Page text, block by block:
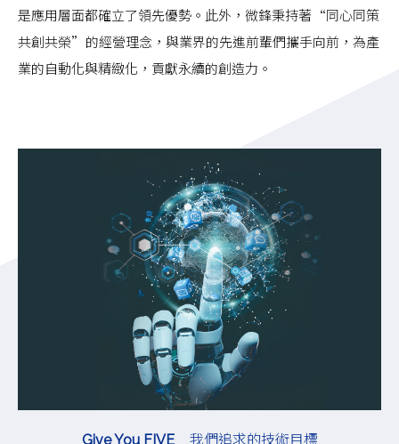
是應用層面都確立了領先優勢。此外，微鋒秉持著“同心同策
共創共榮”的經營理念，與業界的先進前輩們攜手向前，為產
業的自動化與精緻化，貢獻永續的創造力。
Give You FIVE 我們追求的技術目標